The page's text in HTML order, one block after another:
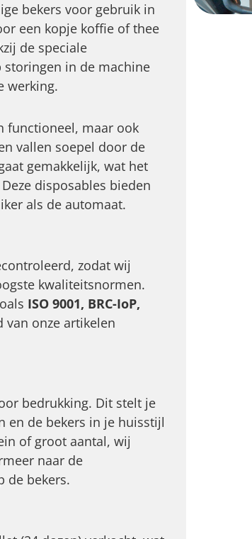
bekers voor gebruik in
een kopje koffie of thee
de speciale
in de machine
werking.
functioneel, maar ook
vallen soepel door de
gemakkelijk, wat het
disposables bieden
als de automaat.
zodat wij
kwaliteitsnormen.
ISO 9001, BRC-IoP,
van onze artikelen
bedrukking. Dit stelt je
en de bekers in je huisstijl
of groot aantal, wij
naar de
de bekers.